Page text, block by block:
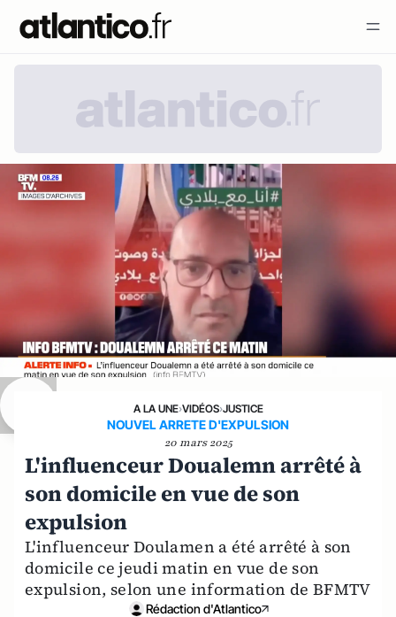
A LA UNE›VIDÉOS›JUSTICE
NOUVEL ARRETE D'EXPULSION
20 mars 2025
L'influenceur Doualemn arrêté à
son domicile en vue de son
expulsion
L'influenceur Doulamen a été arrêté à son
domicile ce jeudi matin en vue de son
expulsion, selon une information de BFMTV
Rédaction d'Atlantico